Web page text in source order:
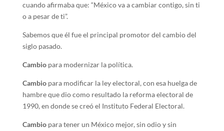
cuando afirmaba que: “México va a cambiar contigo, sin ti
o a pesar de ti”.
Sabemos que él fue el principal promotor del cambio del
siglo pasado.
Cambiopara modernizar la política.
Cambiopara modificar la ley electoral, con esa huelga de
hambre que dio como resultado la reforma electoral de
1990, en donde se creó el Instituto Federal Electoral.
Cambiopara tener un México mejor, sin odio y sin